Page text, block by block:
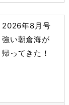
2026年8月号
強い朝倉海が
帰ってきた！